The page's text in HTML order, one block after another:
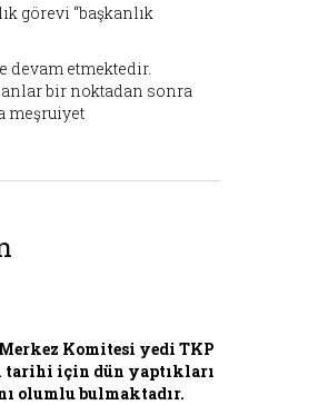
görevi “başkanlık
devam etmektedir.
bir noktadan sonra
meşruiyet
Komitesi yedi TKP
tarihi için dün yaptıkları
olumlu bulmaktadır.